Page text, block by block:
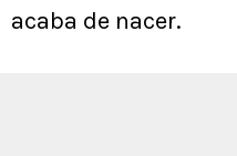
acaba de nacer.